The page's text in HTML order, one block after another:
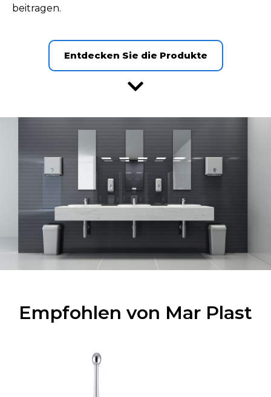
beitragen.
Entdecken Sie die Produkte
Empfohlen von Mar Plast